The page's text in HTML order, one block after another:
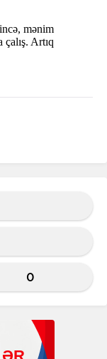
mənim
çalış. Artıq
0